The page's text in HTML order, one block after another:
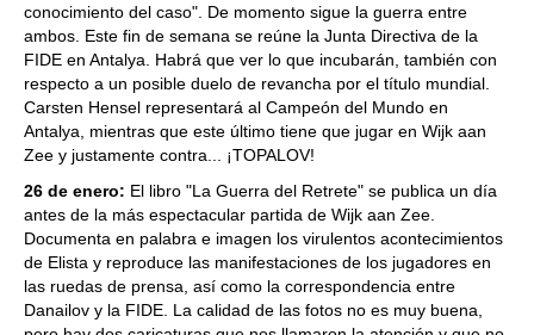
conocimiento del caso". De momento sigue la guerra entre
ambos. Este fin de semana se reúne la Junta Directiva de la
FIDE en Antalya. Habrá que ver lo que incubarán, también con
respecto a un posible duelo de revancha por el título mundial.
Carsten Hensel representará al Campeón del Mundo en
Antalya, mientras que este último tiene que jugar en Wijk aan
Zee y justamente contra... ¡TOPALOV!
26 de enero: El libro "La Guerra del Retrete" se publica un día
antes de la más espectacular partida de Wijk aan Zee.
Documenta en palabra e imagen los virulentos acontecimientos
de Elista y reproduce las manifestaciones de los jugadores en
las ruedas de prensa, así como la correspondencia entre
Danailov y la FIDE. La calidad de las fotos no es muy buena,